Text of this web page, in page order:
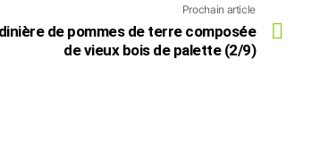
Prochain article
de pommes de terre composée
de vieux bois de palette (2/9)